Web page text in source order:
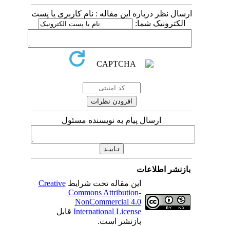
ارسال نظر درباره این مقاله : نام کاربری یا پست
الکترونیک شما:
ارسال پیام به نویسنده مسئول
بازنشر اطلاعات
این مقاله تحت شرایطCreative
Commons Attribution-
NonCommercial 4.0
International Licenseقابل
بازنشر است.